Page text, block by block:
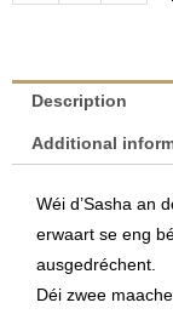
–
D'Geheimnis
vum
Sandra
Martins
quantity
Description
Additional
Wéi d’Sasha an
erwaart se eng
ausgedréchent.
Déi zwee